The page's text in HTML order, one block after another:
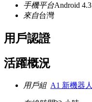
手機平台Android 4.3
來自台灣
用戶認證
活躍概況
用戶組 A1 新機器人